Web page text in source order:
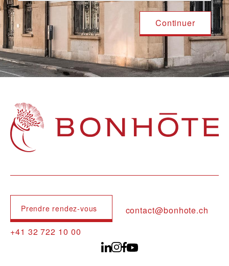
Navigation principale
Prendre rendez-vous
contact@bonhote.ch
+41 32 722 10 00